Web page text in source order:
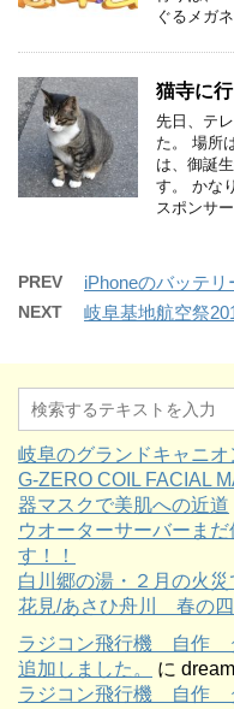
ぐるメガ
猫寺に行
先日、テ
た。 場所
は、御誕
す。 かな
スポンサ
PREV iPhoneのバッテリ
NEXT 岐阜基地航空祭
岐阜のグランドキャニ
G-ZERO COIL FACIAL
器マスクで美肌への近道
ウオーターサーバーま
す！！
白川郷の湯・２月の火災
花見/あさひ舟川 春の
ラジコン飛行機 自作
追加しました。
に
ラジコン飛行機 自作